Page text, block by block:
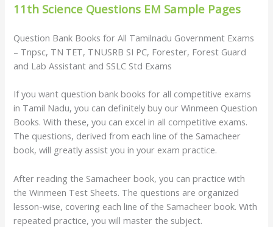
11th Science Questions EM Sample Pages
Question Bank Books for All Tamilnadu Government Exams
– Tnpsc, TN TET, TNUSRB SI PC, Forester, Forest Guard
and Lab Assistant and SSLC Std Exams
If you want question bank books for all competitive exams
in Tamil Nadu, you can definitely buy our Winmeen Question
Books. With these, you can excel in all competitive exams.
The questions, derived from each line of the Samacheer
book, will greatly assist you in your exam practice.
After reading the Samacheer book, you can practice with
the Winmeen Test Sheets. The questions are organized
lesson-wise, covering each line of the Samacheer book. With
repeated practice, you will master the subject.